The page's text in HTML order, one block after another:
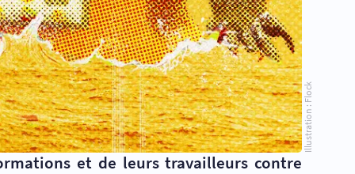
Illustration : Flock
et de leurs travailleurs contre